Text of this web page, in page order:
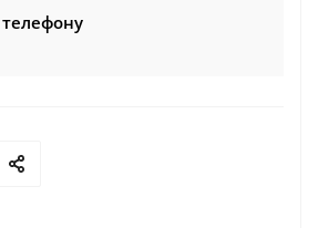
телефону